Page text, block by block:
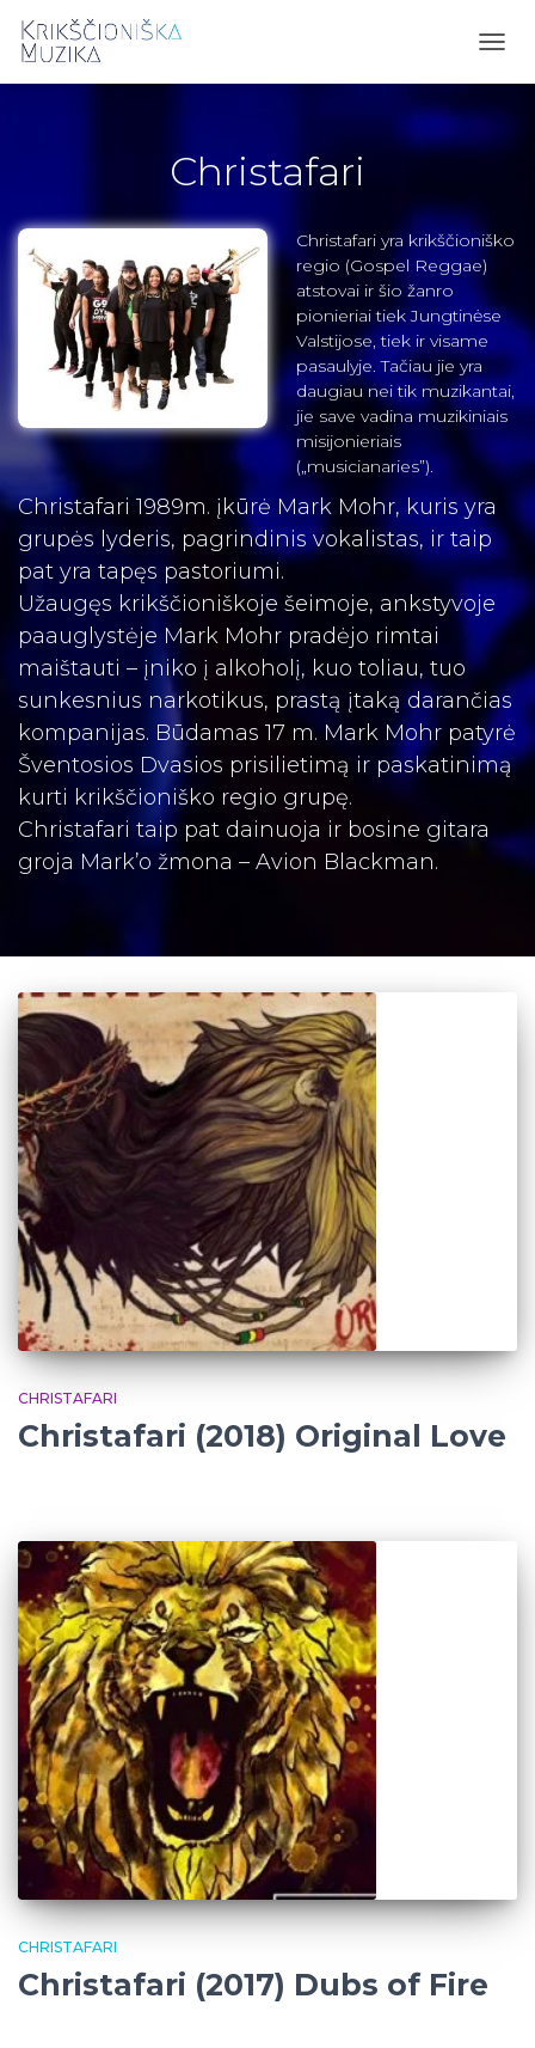
Christafari
Christafari yra krikščioniško
regio (Gospel Reggae)
atstovai ir šio žanro
pionieriai tiek Jungtinėse
Valstijose, tiek ir visame
pasaulyje. Tačiau jie yra
daugiau nei tik muzikantai,
jie save vadina muzikiniais
misijonieriais
(„musicianaries”).
Christafari 1989m. įkūrė Mark Mohr, kuris yra
grupės lyderis, pagrindinis vokalistas, ir taip
pat yra tapęs pastoriumi.
Užaugęs krikščioniškoje šeimoje, ankstyvoje
paauglystėje Mark Mohr pradėjo rimtai
maištauti – įniko į alkoholį, kuo toliau, tuo
sunkesnius narkotikus, prastą įtaką darančias
kompanijas. Būdamas 17 m. Mark Mohr patyrė
Šventosios Dvasios prisilietimą ir paskatinimą
kurti krikščioniško regio grupę.
Christafari taip pat dainuoja ir bosine gitara
groja Mark’o žmona – Avion Blackman.
CHRISTAFARI
Christafari (2018) Original Love
CHRISTAFARI
Christafari (2017) Dubs of Fire